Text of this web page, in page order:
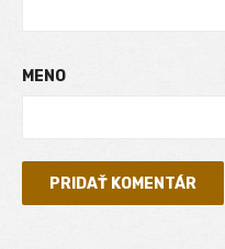
MENO